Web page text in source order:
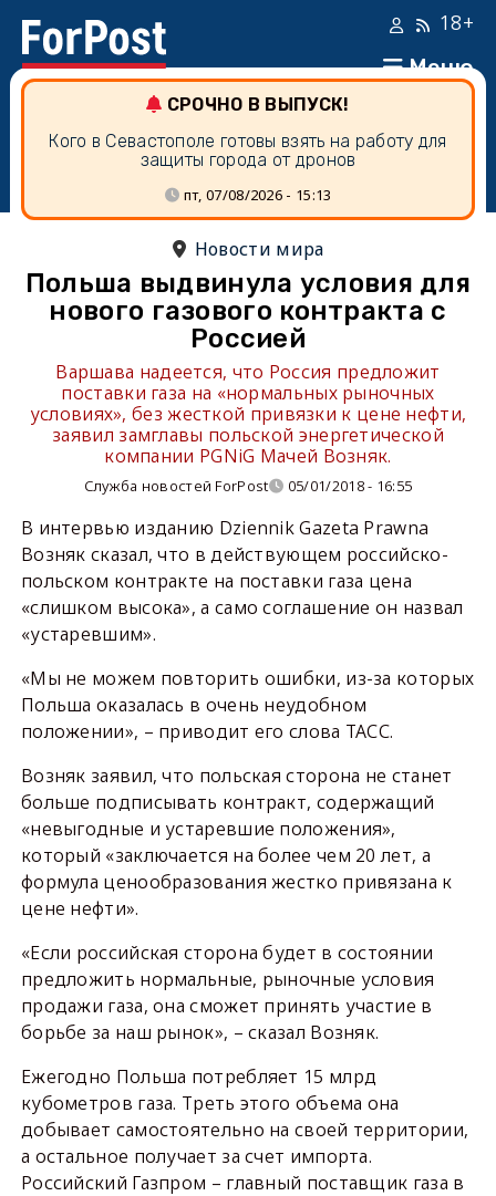
Меню
18+
СРОЧНО В ВЫПУСК!
Кого в Севастополе готовы взять на работу для
защиты города от дронов
пт, 07/08/2026 - 15:13
Новости мира
Польша выдвинула условия для
нового газового контракта с
Россией
Варшава надеется, что Россия предложит
поставки газа на «нормальных рыночных
условиях», без жесткой привязки к цене нефти,
заявил замглавы польской энергетической
компании PGNiG Мачей Возняк.
Служба новостей ForPost 05/01/2018 - 16:55
В интервью изданию Dziennik Gazeta Prawna
Возняк сказал, что в действующем российско-
польском контракте на поставки газа цена
«слишком высока», а само соглашение он назвал
«устаревшим».
«Мы не можем повторить ошибки, из-за которых
Польша оказалась в очень неудобном
положении», – приводит его слова ТАСС.
Возняк заявил, что польская сторона не станет
больше подписывать контракт, содержащий
«невыгодные и устаревшие положения»,
который «заключается на более чем 20 лет, а
формула ценообразования жестко привязана к
цене нефти».
«Если российская сторона будет в состоянии
предложить нормальные, рыночные условия
продажи газа, она сможет принять участие в
борьбе за наш рынок», – сказал Возняк.
Ежегодно Польша потребляет 15 млрд
кубометров газа. Треть этого объема она
добывает самостоятельно на своей территории,
а остальное получает за счет импорта.
Российский Газпром – главный поставщик газа в